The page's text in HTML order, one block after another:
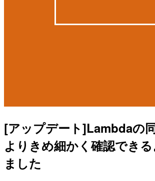
[アップデート]Lambdaの
よりきめ細かく確認でき
ました